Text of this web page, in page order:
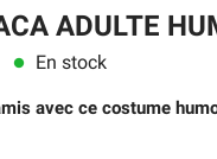
ADULTE
lens En stock
avec ce costume